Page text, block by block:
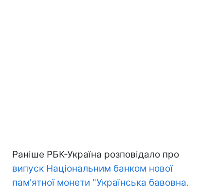
Раніше РБК-Україна розповідало про
випуск Національним банком нової
пам'ятної монети "Українська бавовна.